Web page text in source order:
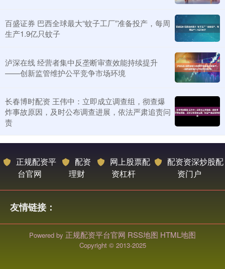
百盛证券 巴西全球最大“蚊子工厂”准备投产，每周
生产1.9亿只蚊子
泸深在线 经营者集中反垄断审查效能持续提升
——创新监管维护公平竞争市场环境
长春博时配资 王伟中：立即成立调查组，彻查爆
炸事故原因，及时公布调查进展，依法严肃追责问
责
正规配资平
台官网
配资
理财
网上股票配
资杠杆
配资资深炒股配
资门户
友情链接：
Powered by 正规配资平台官网 RSS地图 HTML地图
Copyright © 2013-2025